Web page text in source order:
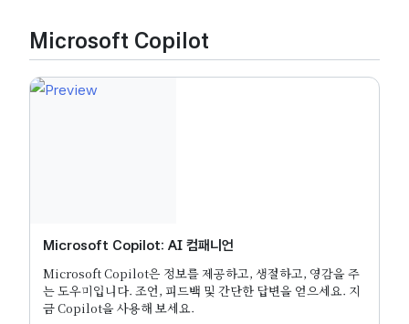
Microsoft Copilot
Microsoft Copilot: AI 컴패니언
Microsoft Copilot은 정보를 제공하고, 생절하고, 영감을 주
는 도우미입니다. 조언, 피드백 및 간단한 답변을 얻으세요. 지
금 Copilot을 사용해 보세요.